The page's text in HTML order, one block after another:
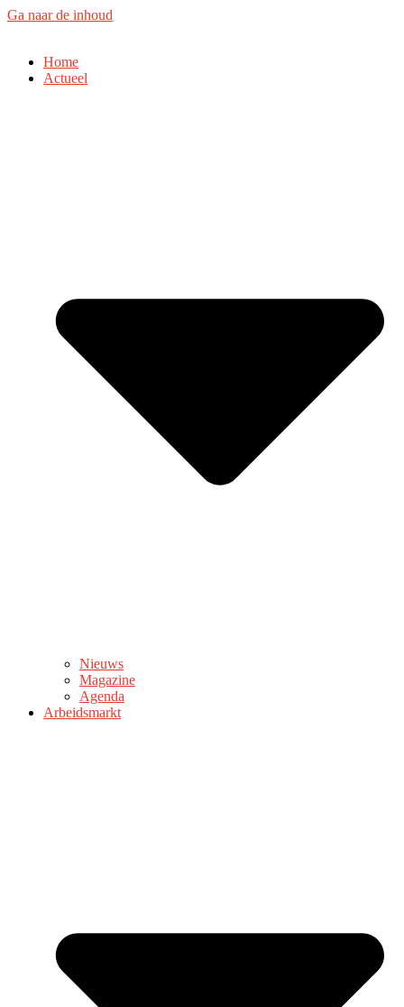
Ga naar de inhoud
Home
Actueel
Nieuws
Magazine
Agenda
Arbeidsmarkt